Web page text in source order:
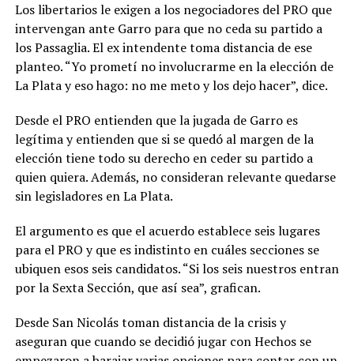
Los libertarios le exigen a los negociadores del PRO que
intervengan ante Garro para que no ceda su partido a
los Passaglia. El ex intendente toma distancia de ese
planteo. “Yo prometí no involucrarme en la elección de
La Plata y eso hago: no me meto y los dejo hacer”, dice.
Desde el PRO entienden que la jugada de Garro es
legítima y entienden que si se quedó al margen de la
elección tiene todo su derecho en ceder su partido a
quien quiera. Además, no consideran relevante quedarse
sin legisladores en La Plata.
El argumento es que el acuerdo establece seis lugares
para el PRO y que es indistinto en cuáles secciones se
ubiquen esos seis candidatos. “Si los seis nuestros entran
por la Sexta Sección, que así sea”, grafican.
Desde San Nicolás toman distancia de la crisis y
aseguran que cuando se decidió jugar con Hechos se